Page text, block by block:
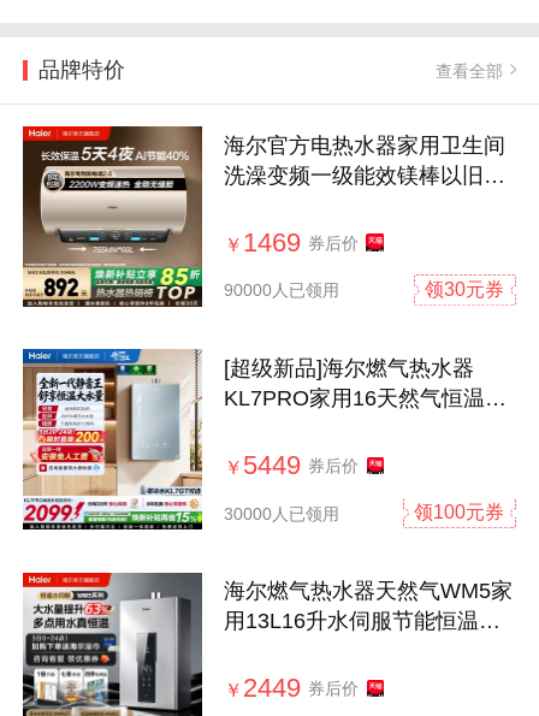
品牌特价 查看全部
海尔官方电热水器家用卫生间
洗澡变频一级能效镁棒以旧换
￥ 1469 券后价
90000人已领用 领30元券
[超级新品]海尔燃气热水器
KL7PRO家用16天然气恒温静
￥ 5449 券后价
30000人已领用 领100元券
海尔燃气热水器天然气WM5家
用13L16升水伺服节能恒温洗
￥ 2449 券后价